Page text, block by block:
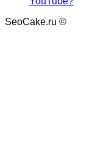
SeoCake.ru ©